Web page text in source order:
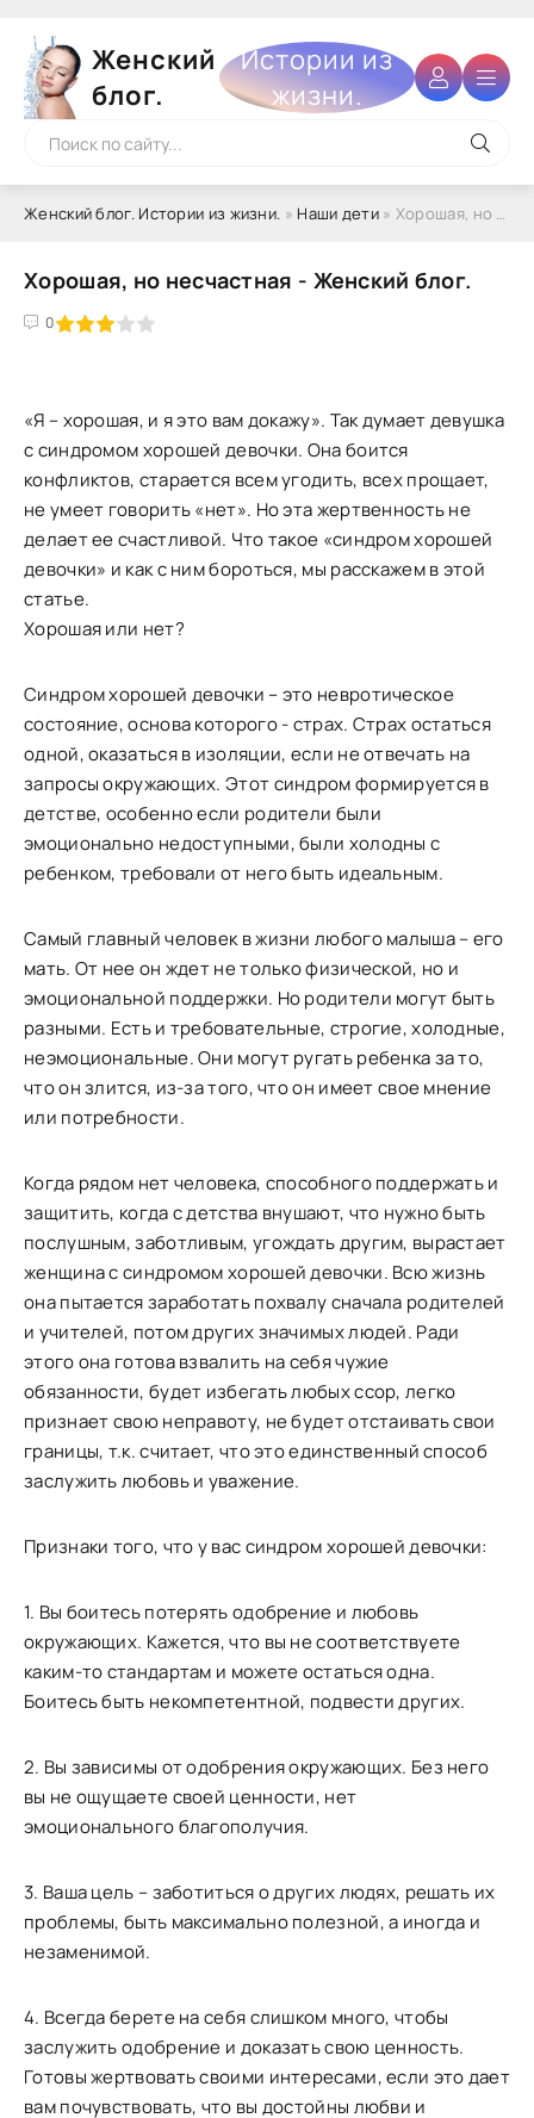
Женский
блог.
Истории из
жизни.
Женский блог. Истории из жизни. » Наши дети» Хорошая, но несчастная - Женский блог.
Хорошая, но несчастная - Женский блог.
0
5
«Я – хорошая, и я это вам докажу». Так думает девушка
с синдромом хорошей девочки. Она боится
конфликтов, старается всем угодить, всех прощает,
не умеет говорить «нет». Но эта жертвенность не
делает ее счастливой. Что такое «синдром хорошей
девочки» и как с ним бороться, мы расскажем в этой
статье.
Хорошая или нет?
Синдром хорошей девочки – это невротическое
состояние, основа которого - страх. Страх остаться
одной, оказаться в изоляции, если не отвечать на
запросы окружающих. Этот синдром формируется в
детстве, особенно если родители были
эмоционально недоступными, были холодны с
ребенком, требовали от него быть идеальным.
Самый главный человек в жизни любого малыша – его
мать. От нее он ждет не только физической, но и
эмоциональной поддержки. Но родители могут быть
разными. Есть и требовательные, строгие, холодные,
неэмоциональные. Они могут ругать ребенка за то,
что он злится, из-за того, что он имеет свое мнение
или потребности.
Когда рядом нет человека, способного поддержать и
защитить, когда с детства внушают, что нужно быть
послушным, заботливым, угождать другим, вырастает
женщина с синдромом хорошей девочки. Всю жизнь
она пытается заработать похвалу сначала родителей
и учителей, потом других значимых людей. Ради
этого она готова взвалить на себя чужие
обязанности, будет избегать любых ссор, легко
признает свою неправоту, не будет отстаивать свои
границы, т.к. считает, что это единственный способ
заслужить любовь и уважение.
Признаки того, что у вас синдром хорошей девочки:
1. Вы боитесь потерять одобрение и любовь
окружающих. Кажется, что вы не соответствуете
каким-то стандартам и можете остаться одна.
Боитесь быть некомпетентной, подвести других.
2. Вы зависимы от одобрения окружающих. Без него
вы не ощущаете своей ценности, нет
эмоционального благополучия.
3. Ваша цель – заботиться о других людях, решать их
проблемы, быть максимально полезной, а иногда и
незаменимой.
4. Всегда берете на себя слишком много, чтобы
заслужить одобрение и доказать свою ценность.
Готовы жертвовать своими интересами, если это дает
вам почувствовать, что вы достойны любви и